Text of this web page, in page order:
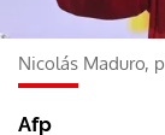
Nicolás Maduro,
Afp